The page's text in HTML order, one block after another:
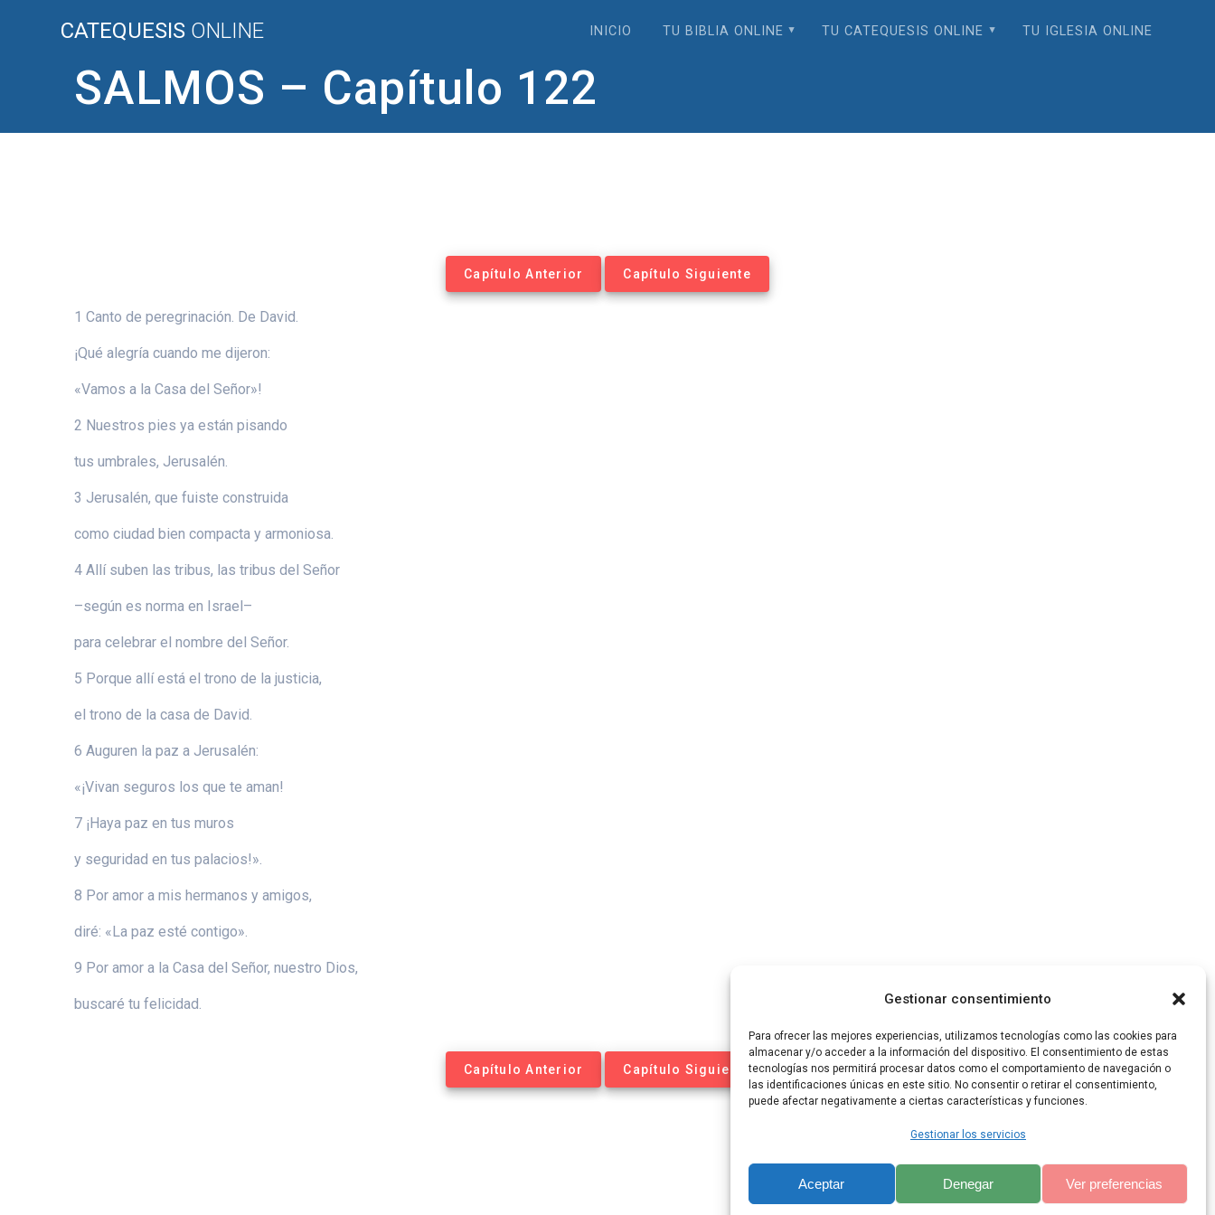
Gestionar consentimiento
Para ofrecer las mejores experiencias, utilizamos tecnologías como las cookies para
almacenar y/o acceder a la información del dispositivo. El consentimiento de estas
tecnologías nos permitirá procesar datos como el comportamiento de navegación o
las identificaciones únicas en este sitio. No consentir o retirar el consentimiento,
puede afectar negativamente a ciertas características y funciones.
Gestionar los servicios
Aceptar Denegar Ver preferencias
CATEQUESIS ONLINE INICIO TU BIBLIA ONLINE TU CATEQUESIS ONLINE TU IGLESIA ONLINE
SALMOS – Capítulo 122
Capítulo Anterior Capítulo Siguiente
1 Canto de peregrinación. De David.
¡Qué alegría cuando me dijeron:
«Vamos a la Casa del Señor»!
2 Nuestros pies ya están pisando
tus umbrales, Jerusalén.
3 Jerusalén, que fuiste construida
como ciudad bien compacta y armoniosa.
4 Allí suben las tribus, las tribus del Señor
–según es norma en Israel–
para celebrar el nombre del Señor.
5 Porque allí está el trono de la justicia,
el trono de la casa de David.
6 Auguren la paz a Jerusalén:
«¡Vivan seguros los que te aman!
7 ¡Haya paz en tus muros
y seguridad en tus palacios!».
8 Por amor a mis hermanos y amigos,
diré: «La paz esté contigo».
9 Por amor a la Casa del Señor, nuestro Dios,
buscaré tu felicidad.
Capítulo Anterior Capítulo Siguiente